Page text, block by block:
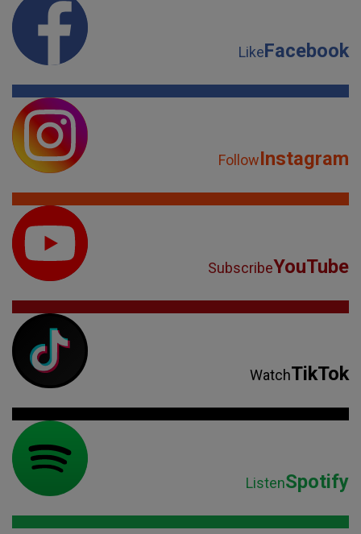
LikeFacebook
FollowInstagram
SubscribeYouTube
WatchTikTok
ListenSpotify